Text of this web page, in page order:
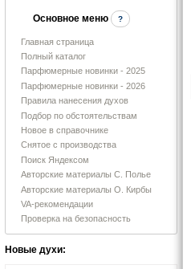
Основное меню ?
Главная страница
Полный каталог
Парфюмерные новинки - 2025
Парфюмерные новинки - 2026
Правила нанесения духов
Подбор по обстоятельствам
Новое в справочнике
Снятое с производства
Поиск Яндексом
Авторские материалы С. Полье
Авторские материалы О. Кирбы
VA-рекомендации
Проверка на безопасность
Новые духи: